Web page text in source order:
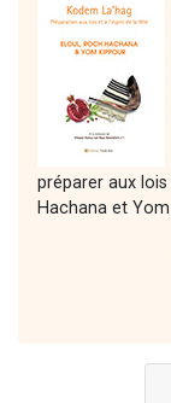
préparer aux
Hachana et